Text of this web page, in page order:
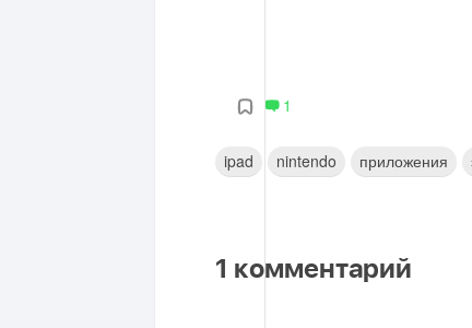
1
ipad nintendo приложения
1 комментарий